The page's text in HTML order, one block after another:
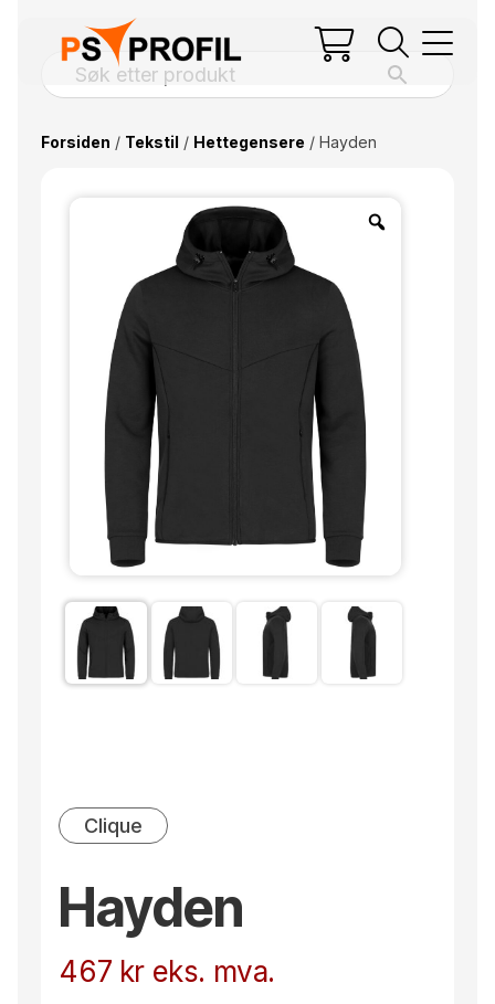
Forsiden / Tekstil / Hettegensere / Hayden
Clique
Hayden
467 kr eks. mva.